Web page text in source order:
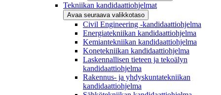
Tekniikan kandidaattiohjelmat
Avaa seuraava valikkotaso
Civil Engineering -kandidaattiohjelma
Energiatekniikan kandidaattiohjelma
Kemiantekniikan kandidaattiohjelma
Konetekniikan kandidaattiohjelma
Laskennallisen tieteen ja tekoälyn
kandidaattiohjelma
Rakennus- ja yhdyskuntatekniikan
kandidaattiohjelma